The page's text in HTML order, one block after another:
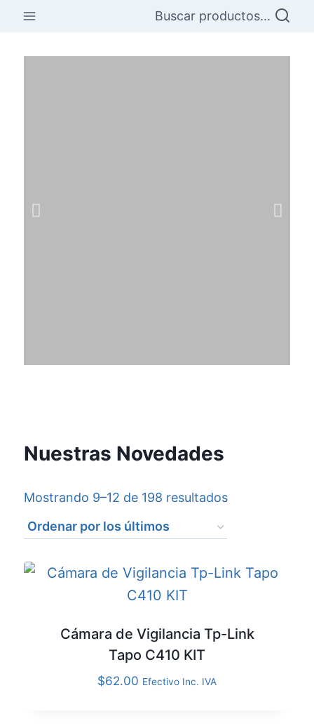
Buscar productos...
Nuestras Novedades
Mostrando 9–12 de 198 resultados
Cámara de Vigilancia Tp-Link
Tapo C410 KIT
$62.00 Efectivo Inc. IVA